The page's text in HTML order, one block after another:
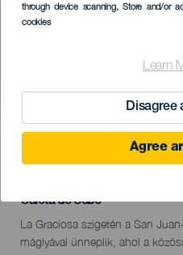
through device scanning, Store and/or
cookies
Learn
Disagree
Agree
KORÁBBI ESEMÉNY
Localidad
Caleta de Sebo
Descripción
del
La Graciosa szigetén a San
máglyával ünneplik, ahol a